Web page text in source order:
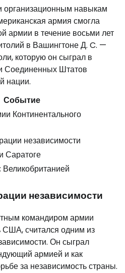
организационным навыкам
армия смогла
армии в течение восьми лет
в Вашингтоне Д. C. —
которую он сыграл в
Соединенных Штатов
нации.
Событие
Континентального
независимости
Саратоге
независимости
командиром армии
США, считался одним из
Он сыграл
армией и как
за независимость страны.